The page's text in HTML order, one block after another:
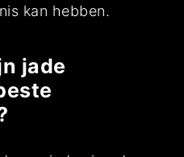
kan hebben.
jade